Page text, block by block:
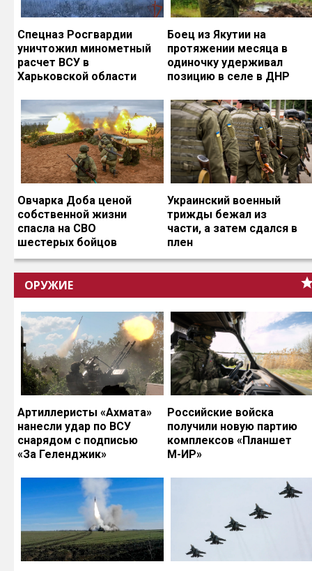
Спецназ Росгвардии
уничтожил минометный
расчет ВСУ в
Харьковской области
Боец из Якутии на
протяжении месяца в
одиночку удерживал
позицию в селе в ДНР
Овчарка Доба ценой
собственной жизни
спасла на СВО
шестерых бойцов
Украинский военный
трижды бежал из
части, а затем сдался в
плен
ОРУЖИЕ
Артиллеристы «Ахмата»
нанесли удар по ВСУ
снарядом с подписью
«За Геленджик»
Российские войска
получили новую партию
комплексов «Планшет
М-ИР»